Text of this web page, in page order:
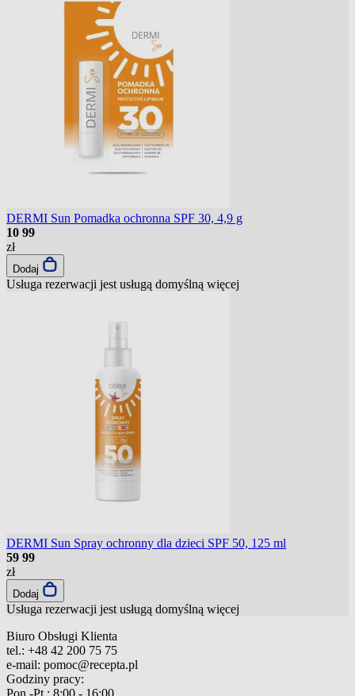
DERMI Sun Pomadka ochronna SPF 30, 4,9 g
10 99
zł
Dodaj
Usługa rezerwacji jest usługą domyślną więcej
DERMI Sun Spray ochronny dla dzieci SPF 50, 125 ml
59 99
zł
Dodaj
Usługa rezerwacji jest usługą domyślną więcej
Biuro Obsługi Klienta
tel.: +48 42 200 75 75
e-mail: pomoc@recepta.pl
Godziny pracy:
Pon.-Pt.: 8:00 - 16:00